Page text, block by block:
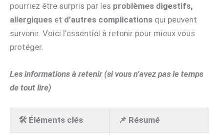
pourriez être surpris par les problèmes digestifs,
allergiques et d’autres complications qui peuvent
survenir. Voici l’essentiel à retenir pour mieux vous
protéger.
Les informations à retenir (si vous n’avez pas le temps
de tout lire)
🛠️ Éléments clés 📌 Résumé